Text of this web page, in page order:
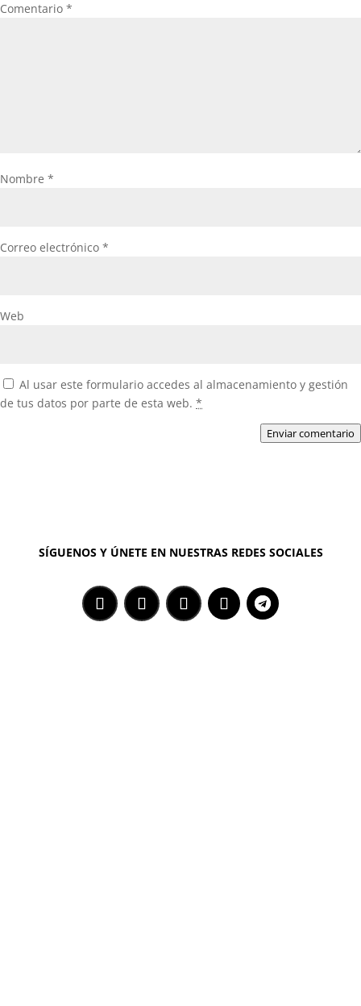
Comentario *
Nombre *
Correo electrónico *
Web
Al usar este formulario accedes al almacenamiento y gestión
de tus datos por parte de esta web. *
Enviar comentario
SÍGUENOS Y ÚNETE EN NUESTRAS REDES SOCIALES